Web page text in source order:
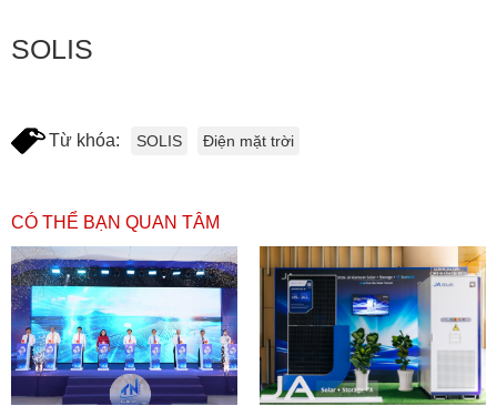
SOLIS
Từ khóa: SOLIS Điện mặt trời
CÓ THỂ BẠN QUAN TÂM